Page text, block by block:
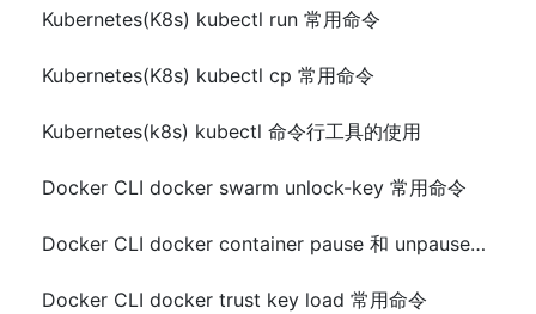
Kubernetes(K8s) kubectl run 常用命令
Kubernetes(K8s) kubectl cp 常用命令
Kubernetes(k8s) kubectl 命令行工具的使用
Docker CLI docker swarm unlock-key 常用命令
Docker CLI docker container pause 和 unpause常用命令
Docker CLI docker trust key load 常用命令